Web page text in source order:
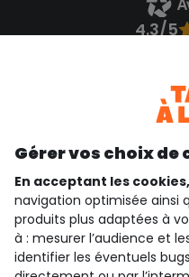
4.3/5
Voir
Découvrir
qui sommes-nous ?
besoin d'aide ?
Gérer vos choix de
En acceptant les cookies,
navigation optimisée ainsi
produits plus adaptées à
à : mesurer l’audience et
identifier les éventuels